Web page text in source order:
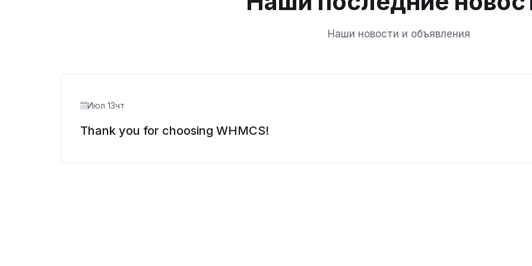
Наши новости и объявления
Июл 13чт
Thank you for choosing WHMCS!